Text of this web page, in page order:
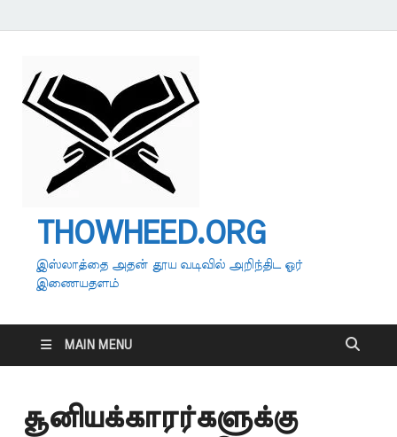
THOWHEED.ORG
இஸ்லாத்தை அதன் தூய வடிவில் அறிந்திட ஓர்
இணையதளம்
MAIN MENU
சூனியக்காரர்களுக்கு